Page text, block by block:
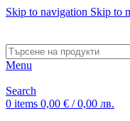
Skip to navigation Skip to
Menu
Search
0 items 0,00 € / 0,00 лв.